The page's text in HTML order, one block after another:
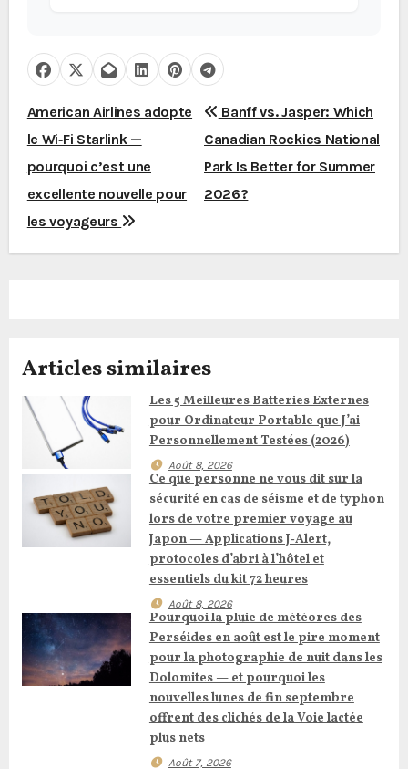
N
a
v
i
g
i
o
n
d
e
a
r
American Airlines adopte
le Wi‑Fi Starlink —
pourquoi c’est une
excellente nouvelle pour
les voyageurs
Banff vs. Jasper: Which
Canadian Rockies National
Park Is Better for Summer
2026?
Articles similaires
Les 5 Meilleures Batteries Externes
pour Ordinateur Portable que J’ai
Personnellement Testées (2026)
Août 8, 2026
Ce que personne ne vous dit sur la
sécurité en cas de séisme et de typhon
lors de votre premier voyage au
Japon — Applications J‑Alert,
protocoles d’abri à l’hôtel et
essentiels du kit 72 heures
Août 8, 2026
Pourquoi la pluie de météores des
Perséides en août est le pire moment
pour la photographie de nuit dans les
Dolomites — et pourquoi les
nouvelles lunes de fin septembre
offrent des clichés de la Voie lactée
plus nets
Août 7, 2026